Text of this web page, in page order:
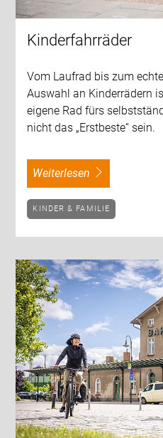
Kinderfahrräder
Vom Laufrad bis zum
Auswahl an Kinderrädern
eigene Rad fürs
nicht das „Erstbeste“ sein.
weiterlesen
KINDER & FAMILIE